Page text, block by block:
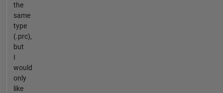
the
same
type
(.prc),
but
I
would
only
like